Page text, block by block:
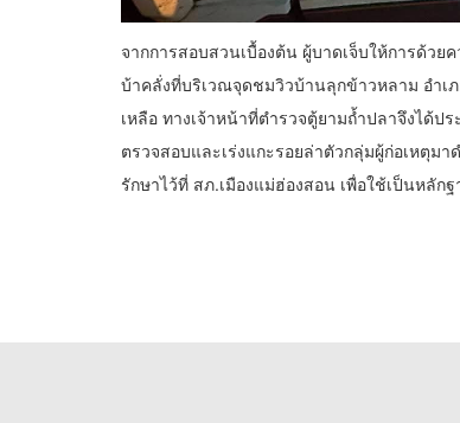
จากการสอบสวนเบื้องต้น ผู้บาดเจ็บให้การด้ว
บ้าคลั่งที่บริเวณจุดชมวิวบ้านลุกข้าวหลาม อำเ
เหลือ ทางเจ้าหน้าที่ตำรวจตู้ยามถ้ำปลาจึงได้ป
ตรวจสอบและเร่งแกะรอยล่าตัวกลุ่มผู้ก่อเหตุม
รักษาไว้ที่ สภ.เมืองแม่ฮ่องสอน เพื่อใช้เป็นหลัก